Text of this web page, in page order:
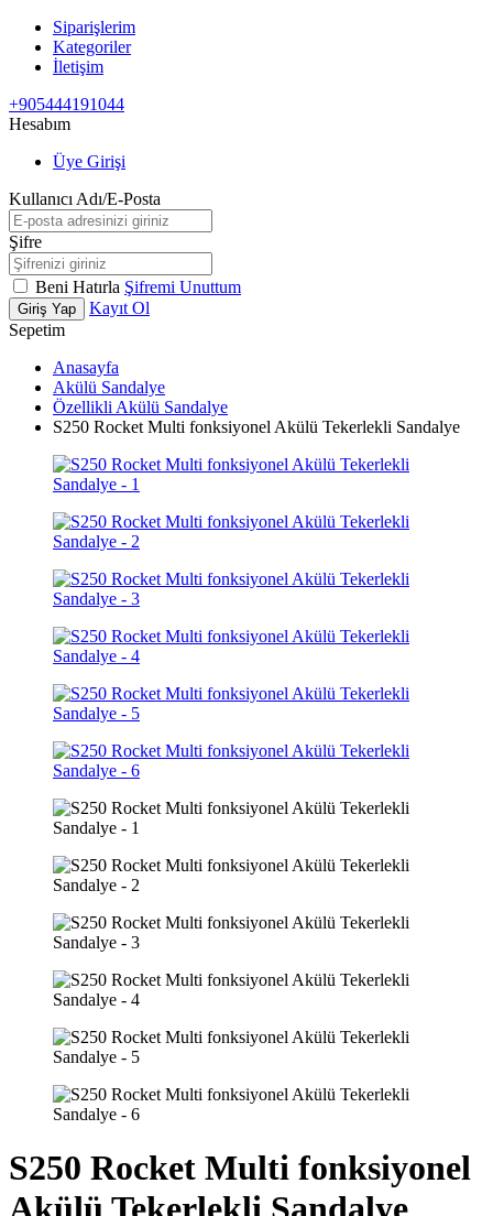
Siparişlerim
Kategoriler
İletişim
+905444191044
Hesabım
Üye Girişi
Kullanıcı Adı/E-Posta
Şifre
Beni Hatırla Şifremi Unuttum
Giriş Yap
Kayıt Ol
Sepetim
Anasayfa
Akülü Sandalye
Özellikli Akülü Sandalye
S250 Rocket Multi fonksiyonel Akülü Tekerlekli Sandalye
S250 Rocket Multi fonksiyonel